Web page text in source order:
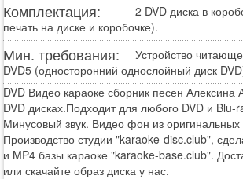
Комплектация:
2 DVD диска в
печать на диске и коробочке).
Мин. требования:
Устройство
DVD5 (односторонний однослойный диск
DVD Видео караоке сборник песен Алексина
DVD дисках.Подходит для любого DVD и Blu-
Минусовый звук. Видео фон из оригинальных
Производство студии "karaoke-disc.club",
и MP4 базы караоке "karaoke-base.club".
или скачайте образ диска у нас.